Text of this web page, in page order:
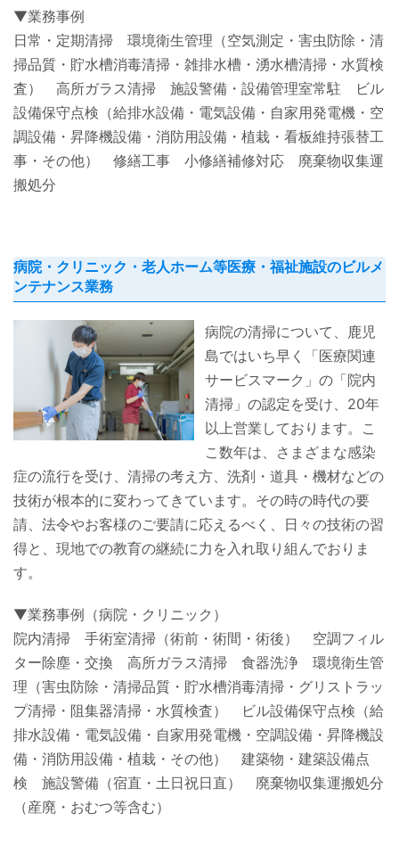
▼業務事例
日常・定期清掃 環境衛生管理（空気測定・害虫防除・清
掃品質・貯水槽消毒清掃・雑排水槽・湧水槽清掃・水質検
査） 高所ガラス清掃 施設警備・設備管理室常駐 ビル
設備保守点検（給排水設備・電気設備・自家用発電機・空
調設備・昇降機設備・消防用設備・植栽・看板維持張替工
事・その他） 修繕工事 小修繕補修対応 廃棄物収集運
搬処分
病院・クリニック・老人ホーム等医療・福祉施設のビルメ
ンテナンス業務
病院の清掃について、鹿児
島ではいち早く「医療関連
サービスマーク」の「院内
清掃」の認定を受け、20年
以上営業しております。こ
こ数年は、さまざまな感染
症の流行を受け、清掃の考え方、洗剤・道具・機材などの
技術が根本的に変わってきています。その時の時代の要
請、法令やお客様のご要請に応えるべく、日々の技術の習
得と、現地での教育の継続に力を入れ取り組んでおりま
す。
▼業務事例（病院・クリニック）
院内清掃 手術室清掃（術前・術間・術後） 空調フィル
ター除塵・交換 高所ガラス清掃 食器洗浄 環境衛生管
理（害虫防除・清掃品質・貯水槽消毒清掃・グリストラッ
プ清掃・阻集器清掃・水質検査） ビル設備保守点検（給
排水設備・電気設備・自家用発電機・空調設備・昇降機設
備・消防用設備・植栽・その他） 建築物・建築設備点
検 施設警備（宿直・土日祝日直） 廃棄物収集運搬処分
（産廃・おむつ等含む）